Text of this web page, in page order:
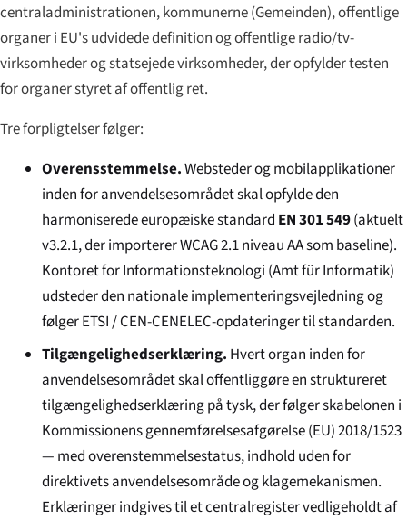
centraladministrationen, kommunerne (Gemeinden), offentlige
organer i EU's udvidede definition og offentlige radio/tv-
virksomheder og statsejede virksomheder, der opfylder testen
for organer styret af offentlig ret.
Tre forpligtelser følger:
Overensstemmelse.Websteder og mobilapplikationer
inden for anvendelsesområdet skal opfylde den
harmoniserede europæiske standard EN 301 549(aktuelt
v3.2.1, der importerer WCAG 2.1 niveau AA som baseline).
Kontoret for Informationsteknologi (Amt für Informatik)
udsteder den nationale implementerings­vejledning og
følger ETSI / CEN-CENELEC-opdateringer til standarden.
Tilgængeligheds­erklæring. Hvert organ inden for
anvendelsesområdet skal offentliggøre en struktureret
tilgængeligheds­erklæring på tysk, der følger skabelonen i
Kommissionens gennemførelses­afgørelse (EU) 2018/1523
— med overenstemmelsestatus, indhold uden for
direktivets anvendelsesområde og klagemekanismen.
Erklæringer indgives til et centralregister vedligeholdt af